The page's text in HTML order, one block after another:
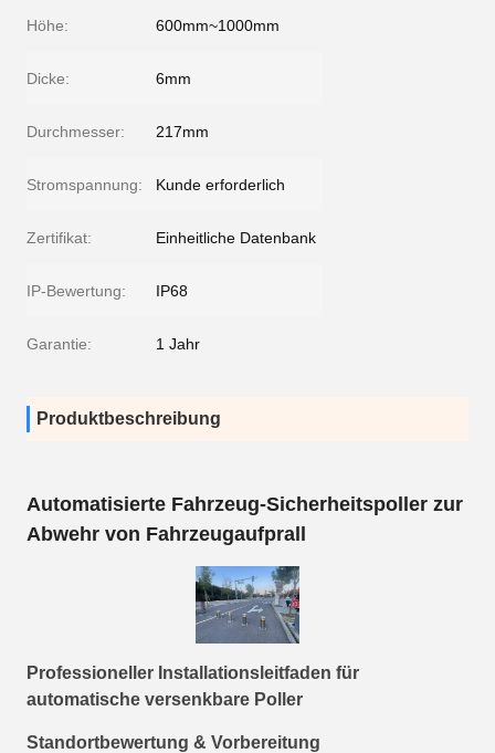
Höhe: 600mm~1000mm
Dicke: 6mm
Durchmesser: 217mm
Stromspannung: Kunde erforderlich
Zertifikat: Einheitliche Datenbank
IP-Bewertung: IP68
Garantie: 1 Jahr
Produktbeschreibung
Automatisierte Fahrzeug-Sicherheitspoller zur
Abwehr von Fahrzeugaufprall
Professioneller Installationsleitfaden für
automatische versenkbare Poller
Standortbewertung & Vorbereitung